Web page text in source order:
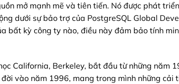
mở mạnh mẽ và tiên tiến. Nó được phát
dưới sự bảo trợ của PostgreSQL Global
bất kỳ công ty nào, điều này đảm bảo tính
California, Berkeley, bắt đầu từ những năm
vào năm 1996, mang trong mình những cải